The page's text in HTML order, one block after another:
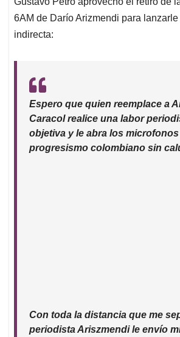
s
A
p
b
o
o
e
d
l
a
d
6AM de Darío Arizmendi para lanzarle
indirecta:
Espero que quien reemplace a
Caracol realice una labor
objetiva y le abra los microfonos
progresismo colombiano sin
Con toda la distancia que me
periodista Ariszmendi le envío